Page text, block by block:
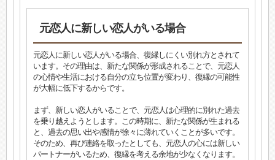
元恋人に新しい恋人がいる場合
元恋人に新しい恋人がいる場合、復縁しにくい別れ方とされて
います。その理由は、新たな関係が形成されることで、元恋人
の心情や生活における自分の立ち位置が変わり、復縁の可能性
が大幅に低下するからです。
まず、新しい恋人がいることで、元恋人は心理的に別れた過去
を乗り越えようとします。この時期に、新たな関係が生まれる
と、過去の思い出や感情が徐々に薄れていくことが多いです。
そのため、再び連絡を取ったとしても、元恋人の心には新しい
パートナーがいるため、復縁を考える余地が少なくなります。